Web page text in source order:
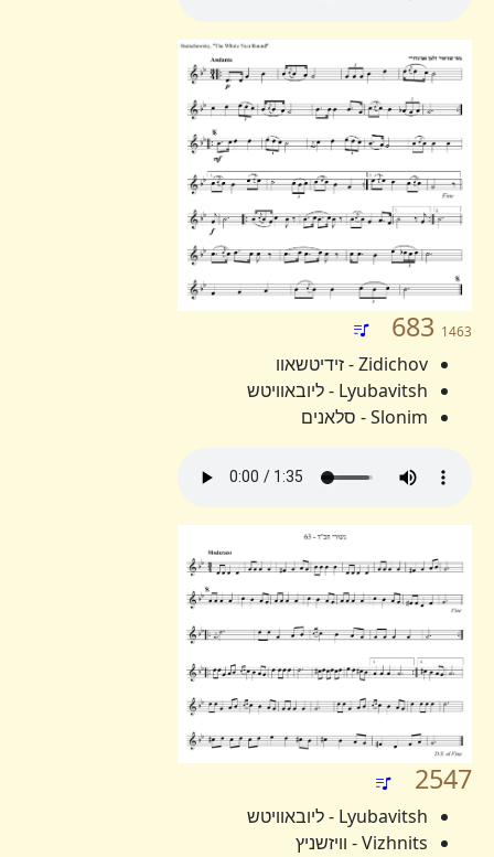
683 1463
Zidichov - זידיטשאוו
Lyubavitsh - ליובאוויטש
Slonim - סלאנים
2547
Lyubavitsh - ליובאוויטש
Vizhnits - וויזשניץ